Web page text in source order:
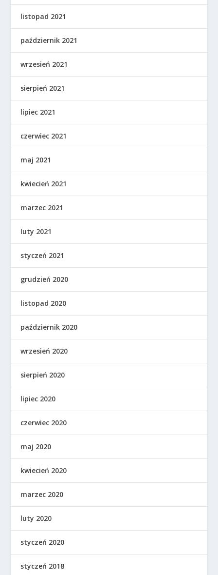
listopad 2021
październik 2021
wrzesień 2021
sierpień 2021
lipiec 2021
czerwiec 2021
maj 2021
kwiecień 2021
marzec 2021
luty 2021
styczeń 2021
grudzień 2020
listopad 2020
październik 2020
wrzesień 2020
sierpień 2020
lipiec 2020
czerwiec 2020
maj 2020
kwiecień 2020
marzec 2020
luty 2020
styczeń 2020
styczeń 2018